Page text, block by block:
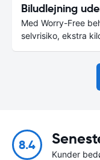
Biludlejning
Med Worry-Free
selvrisiko, ekstra
8.4
Kunder